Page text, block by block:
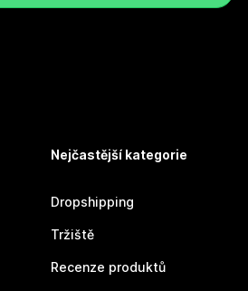
Nejčastější kategorie
Dropshipping
Tržiště
Recenze produktů